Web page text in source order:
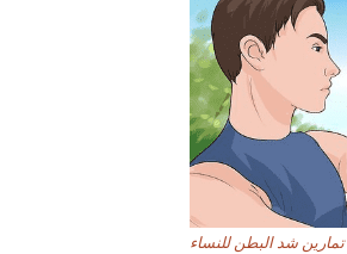
تمارين شد البطن للنساء